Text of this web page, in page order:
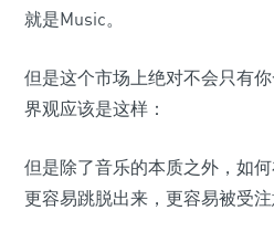
就是Music。
但是这个市场上绝对不会只有
界观应该是这样：
但是除了音乐的本质之外，如
更容易跳脱出来，更容易被受注